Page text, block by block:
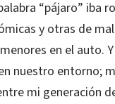
“pájaro” iba
y otras de
en el auto.
nuestro entorno;
mi generación